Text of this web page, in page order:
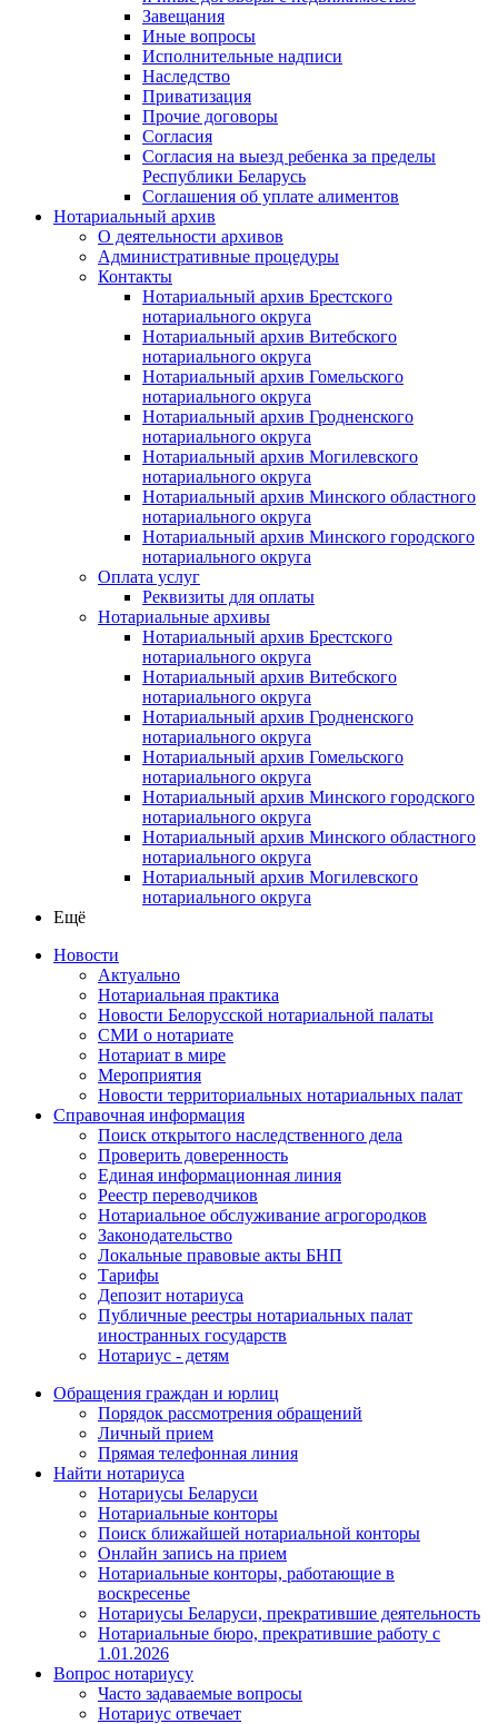
Завещания
Иные вопросы
Исполнительные надписи
Наследство
Приватизация
Прочие договоры
Согласия
Согласия на выезд ребенка за пределы
Республики Беларусь
Соглашения об уплате алиментов
Нотариальный архив
О деятельности архивов
Административные процедуры
Контакты
Нотариальный архив Брестского
нотариального округа
Нотариальный архив Витебского
нотариального округа
Нотариальный архив Гомельского
нотариального округа
Нотариальный архив Гродненского
нотариального округа
Нотариальный архив Могилевского
нотариального округа
Нотариальный архив Минского областного
нотариального округа
Нотариальный архив Минского городского
нотариального округа
Оплата услуг
Реквизиты для оплаты
Нотариальные архивы
Нотариальный архив Брестского
нотариального округа
Нотариальный архив Витебского
нотариального округа
Нотариальный архив Гродненского
нотариального округа
Нотариальный архив Гомельского
нотариального округа
Нотариальный архив Минского городского
нотариального округа
Нотариальный архив Минского областного
нотариального округа
Нотариальный архив Могилевского
нотариального округа
Ещё
Новости
Актуально
Нотариальная практика
Новости Белорусской нотариальной палаты
СМИ о нотариате
Нотариат в мире
Мероприятия
Новости территориальных нотариальных палат
Справочная информация
Поиск открытого наследственного дела
Проверить доверенность
Единая информационная линия
Реестр переводчиков
Нотариальное обслуживание агрогородков
Законодательство
Локальные правовые акты БНП
Тарифы
Депозит нотариуса
Публичные реестры нотариальных палат
иностранных государств
Нотариус - детям
Обращения граждан и юрлиц
Порядок рассмотрения обращений
Личный прием
Прямая телефонная линия
Найти нотариуса
Нотариусы Беларуси
Нотариальные конторы
Поиск ближайшей нотариальной конторы
Онлайн запись на прием
Нотариальные конторы, работающие в
воскресенье
Нотариусы Беларуси, прекратившие деятельность
Нотариальные бюро, прекратившие работу с
1.01.2026
Вопрос нотариусу
Часто задаваемые вопросы
Нотариус отвечает